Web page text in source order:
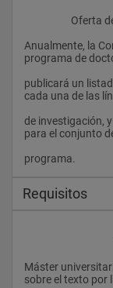
Anualmente, la
programa de
publicará un
cada una de las
de investigación,
para el conjunto
Requisitos
Máster
sobre el texto por